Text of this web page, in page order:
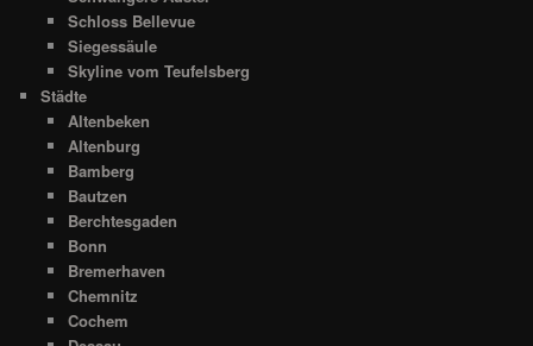
Schloss Bellevue
Siegessäule
Skyline vom Teufelsberg
Städte
Altenbeken
Altenburg
Bamberg
Bautzen
Berchtesgaden
Bonn
Bremerhaven
Chemnitz
Cochem